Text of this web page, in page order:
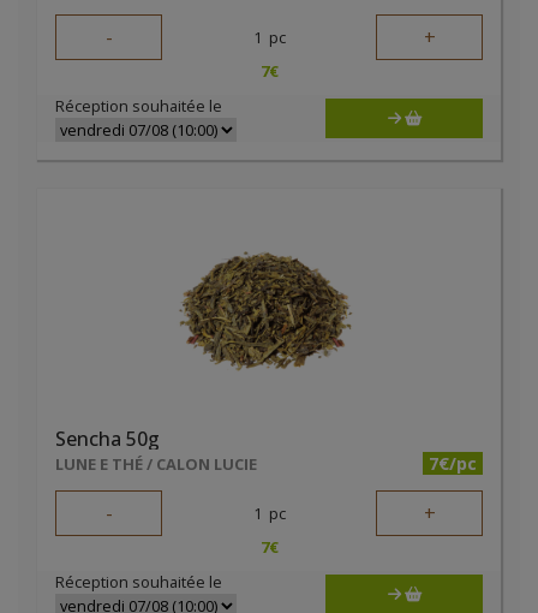
- 1 pc +
7€
Réception souhaitée le
Sencha 50g
LUNE E THÉ / CALON LUCIE 7€/pc
- 1 pc +
7€
Réception souhaitée le